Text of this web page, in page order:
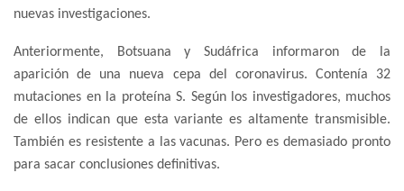
nuevas investigaciones.
Anteriormente, Botsuana y Sudáfrica informaron de la
aparición de una nueva cepa del coronavirus. Contenía 32
mutaciones en la proteína S. Según los investigadores, muchos
de ellos indican que esta variante es altamente transmisible.
También es resistente a las vacunas. Pero es demasiado pronto
para sacar conclusiones definitivas.